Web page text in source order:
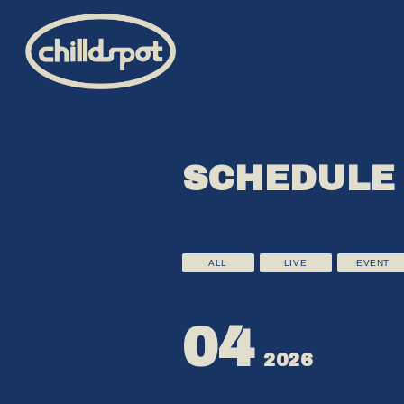
INFORMATION
SCHEDULE
SCHEDULE
ALL LIVE EVENT
04 2026